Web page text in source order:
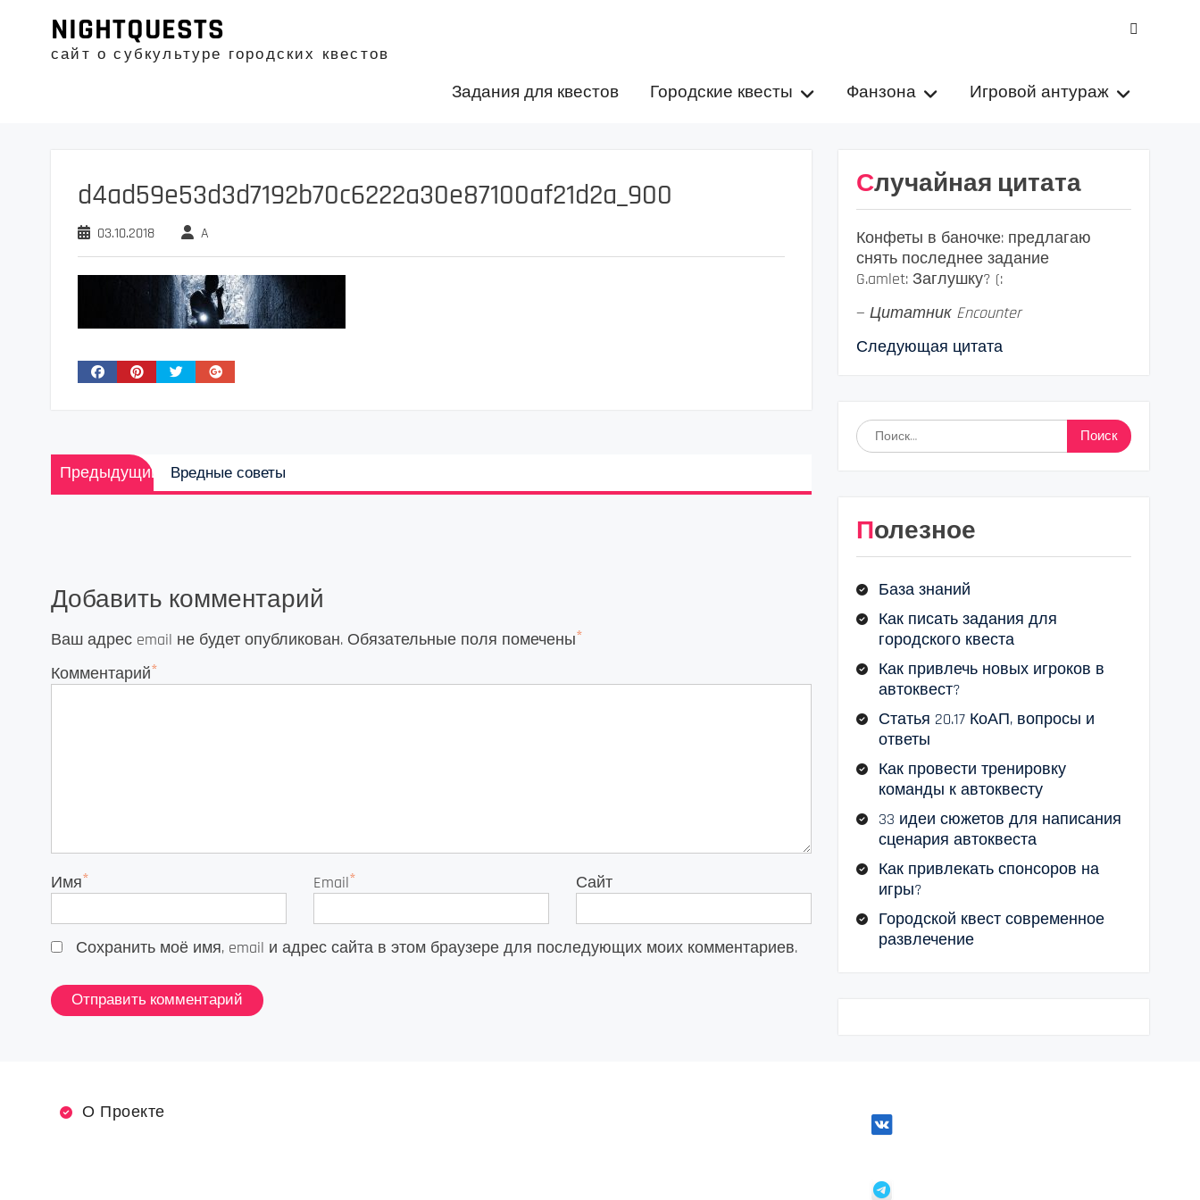
содержимому
NIGHTQUESTS
сайт о субкультуре городских квестов
Задания для квестов Городские квесты Фанзона Игровой антураж
d4ad59e53d3d7192b70c6222a30e87100af21d2a_900
03.10.2018 A
Навигация
по
Предыдущий
Предыдущая
запись:
Вредные советы
Добавить комментарий
Ваш адрес email не будет опубликован. Обязательные поля помечены*
Комментарий*
Имя* Email* Сайт
Сохранить моё имя, email и адрес сайта в этом браузере для последующих моих комментариев.
Случайная цитата
Конфеты в баночке: предлагаю
снять последнее задание
G.amlet: Заглушку? (:
— Цитатник Encounter
Следующая цитата
Найти:
Полезное
База знаний
Как писать задания для
городского квеста
Как привлечь новых игроков в
автоквест?
Статья 20.17 КоАП, вопросы и
ответы
Как провести тренировку
команды к автоквесту
33 идеи сюжетов для написания
сценария автоквеста
Как привлекать спонсоров на
игры?
Городской квест современное
развлечение
О Проекте